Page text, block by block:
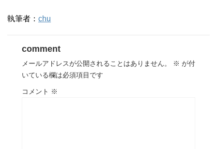
執筆者： chu
comment
メールアドレスが公開されることはありません。 ※ が付
いている欄は必須項目です
コメント ※